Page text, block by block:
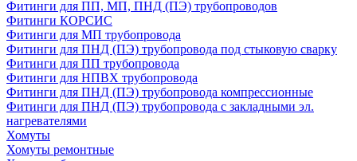
Фитинги для ПП, МП, ПНД (ПЭ) трубопроводов
Фитинги КОРСИС
Фитинги для МП трубопровода
Фитинги для ПНД (ПЭ) трубопровода под стыковую сварку
Фитинги для ПП трубопровода
Фитинги для НПВХ трубопровода
Фитинги для ПНД (ПЭ) трубопровода компрессионные
Фитинги для ПНД (ПЭ) трубопровода с закладными эл.
нагревателями
Хомуты
Хомуты ремонтные